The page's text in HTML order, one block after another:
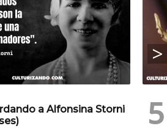
a Alfonsina Storni